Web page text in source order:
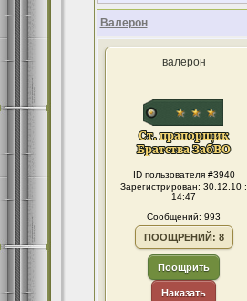
Валерон
валерон
ID пользователя #3940
Зарегистрирован: 30.12.10 :
14:47
Сообщений: 993
ПООЩРЕНИЙ: 8
Поощрить
Наказать